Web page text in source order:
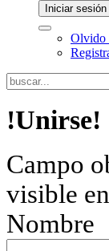
Iniciar sesión
Olvido
!Unirse!
Campo
visible
Nombre